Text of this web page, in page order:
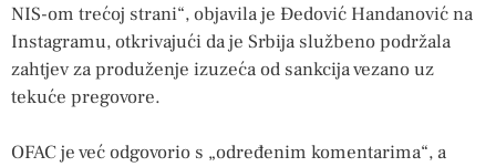
NIS-om trećoj strani“, objavila je Đedović Handanović na
Instagramu, otkrivajući da je Srbija službeno podržala
zahtjev za produženje izuzeća od sankcija vezano uz
tekuće pregovore.
OFAC je već odgovorio s „određenim komentarima“, a